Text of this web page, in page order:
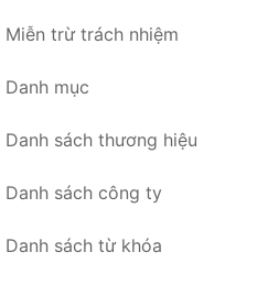
Miễn trừ trách nhiệm
Danh mục
Danh sách thương hiệu
Danh sách công ty
Danh sách từ khóa